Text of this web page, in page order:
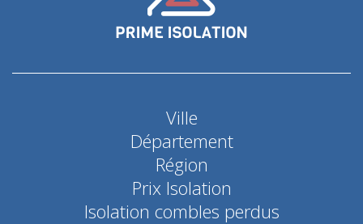
Ville
Département
Région
Prix Isolation
Isolation combles perdus